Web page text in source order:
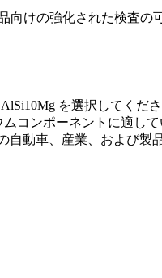
向けの強化された検査の
を選択してくださ
コンポーネントに適して
自動車、産業、および製